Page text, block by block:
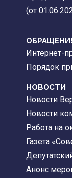
(от
Интернет-
Порядок
НОВОСТИ
Новости
Новости
Работа на
Газета
Анонс